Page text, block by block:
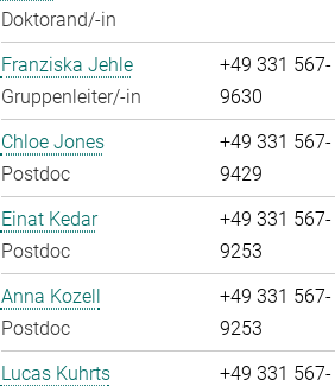
Doktorand/-in
Franziska Jehle
Gruppenleiter/-in
+49 331 567-
9630
Chloe Jones
Postdoc
+49 331 567-
9429
Einat Kedar
Postdoc
+49 331 567-
9253
Anna Kozell
Postdoc
+49 331 567-
9253
Lucas Kuhrts
+49 331 567-